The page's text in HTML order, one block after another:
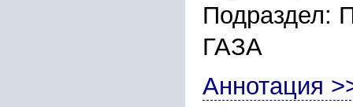
ГАЗА
Аннотация